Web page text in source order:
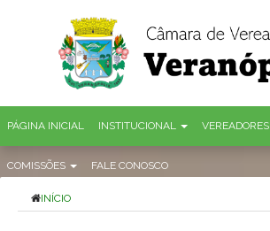
PÁGINA INICIAL INSTITUCIONAL VEREADORES
COMISSÕES FALE CONOSCO
INÍCIO